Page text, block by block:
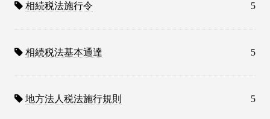
相続税法施行令 5
相続税法基本通達 5
地方法人税法施行規則 5